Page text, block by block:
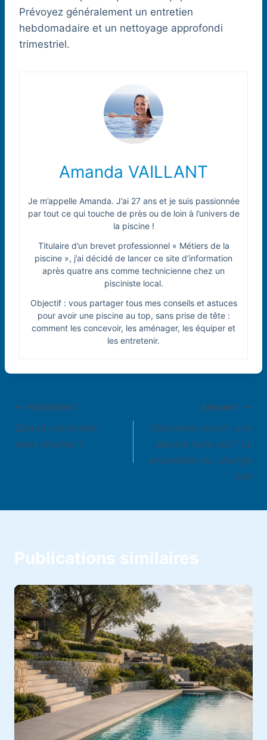
Prévoyez généralement un entretien
hebdomadaire et un nettoyage approfondi
trimestriel.
Amanda VAILLANT
Je m’appelle Amanda. J’ai 27 ans et je suis passionnée
par tout ce qui touche de près ou de loin à l’univers de
la piscine !
Titulaire d’un brevet professionnel « Métiers de la
piscine », j’ai décidé de lancer ce site d’information
après quatre ans comme technicienne chez un
pisciniste local.
Objectif : vous partager tous mes conseils et astuces
pour avoir une piscine au top, sans prise de tête :
comment les concevoir, les aménager, les équiper et
les entretenir.
Navigation
de
PRÉCÉDENT
Quand construire
votre piscine ?
SUIVANT
Comment couvrir une
piscine hors sol ? La
protection qui change
tout
Publications similaires